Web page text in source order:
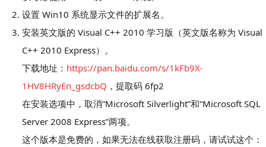
设置 Win10 系统显示文件的扩展名。
安装英文版的 Visual C++ 2010 学习版（英文版名称为 Visual
C++ 2010 Express）。
下载地址： https://pan.baidu.com/s/1kFb9X-
1HV8HRyEn_gsdcbQ ，提取码 6fp2
在安装选项中，取消“Microsoft Silverlight”和“Microsoft SQL
Server 2008 Express”两项。
这个版本是免费的，如果无法在线获取注册码，请试试这个：